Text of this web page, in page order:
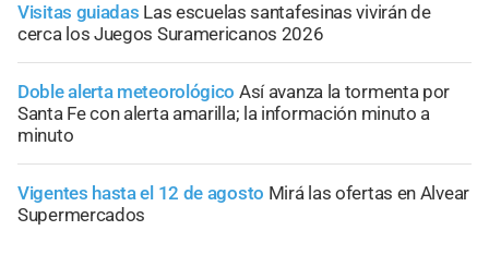
Visitas guiadas Las escuelas santafesinas vivirán de
cerca los Juegos Suramericanos 2026
Doble alerta meteorológico Así avanza la tormenta por
Santa Fe con alerta amarilla; la información minuto a
minuto
Vigentes hasta el 12 de agosto Mirá las ofertas en Alvear
Supermercados